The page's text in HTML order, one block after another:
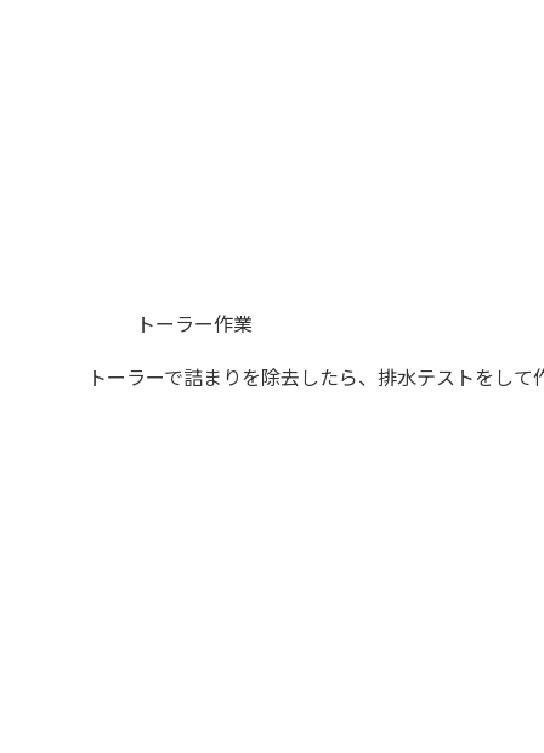
トーラー作業
トーラーで詰まりを除去したら、排水テストをして